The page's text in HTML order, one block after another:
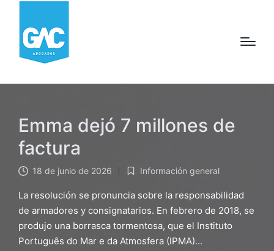
Emma dejó 7 millones de
factura
18 de junio de 2026
Publicado
en
Información general
La resolución se pronuncia sobre la responsabilidad
de armadores y consignatarios. En febrero de 2018, se
produjo una borrasca tormentosa, que el Instituto
Português do Mar e da Atmosfera (IPMA)...